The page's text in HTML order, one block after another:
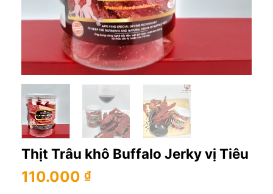
Thịt Trâu khô Buffalo Jerky vị Tiêu
110.000 ₫